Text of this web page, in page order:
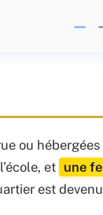
ou hébergées
et une
est